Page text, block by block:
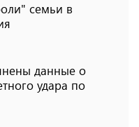
семьи в
данные о
удара по